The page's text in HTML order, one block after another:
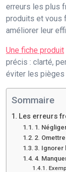
erreurs les plus
produits et vous
améliorer leur
Une fiche produit
précis : clarté,
éviter les pièges
Sommaire
Les erreurs
1.
2.
3. Ignorer
4.